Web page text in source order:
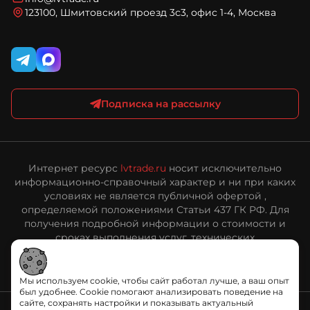
персональных данных
Подписка на рассылку
123100, Шмитовский проезд 3с3, офис 1-4, Москва
Интернет ресурс lvtrade.ru носит исключительно
информационно-справочный характер и ни при каких
условиях не является публичной офертой ,
определяемой положениями Статьи 437 ГК РФ. Для
получения подробной информации о стоимости и
сроках выполнения услуг, технических
характеристиках оборудования, пожалуйста,
обращайтесь к сотрудникам ООО «ЛВ Трейд».
Мы используем cookie, чтобы сайт работал лучше, а ваш опыт
был удобнее. Cookie помогают анализировать поведение на
сайте, сохранять настройки и показывать актуальный